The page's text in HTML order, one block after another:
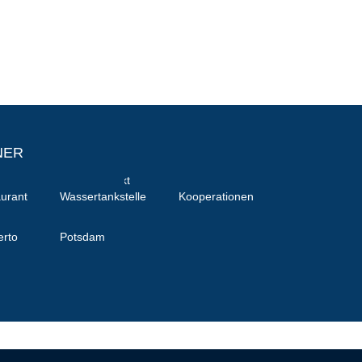
Stellenmarkt
Wassertankstelle
Potsdam
Kooperationen